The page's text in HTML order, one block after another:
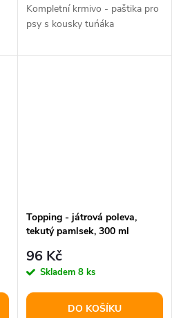
Kompletní krmivo - paštika pro
psy s kousky tuńáka
Topping - játrová poleva,
tekutý pamlsek, 300 ml
96 Kč
Skladem 8 ks
DO KOŠÍKU